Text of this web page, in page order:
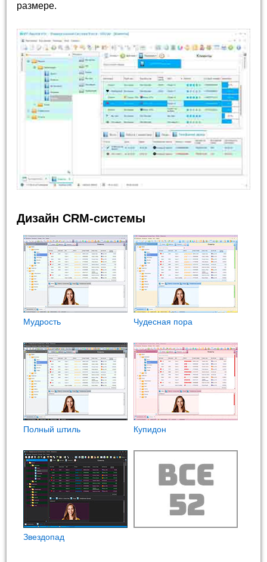
размере.
Дизайн CRM-системы
Мудрость Чудесная пора
Полный штиль Купидон
Звездопад